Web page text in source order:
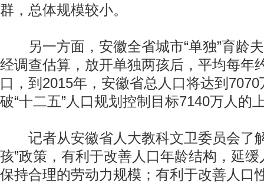
群，总体规模较小。
另一方面，安徽全省城市“单独”育龄
经调查估算，放开单独两孩后，平均每年
口，到2015年，安徽省总人口将达到
破“十二五”人口规划控制目标7140万人的
记者从安徽省人大教科文卫委员会了
孩”政策，有利于改善人口年龄结构，延
保持合理的劳动力规模；有利于改善人口